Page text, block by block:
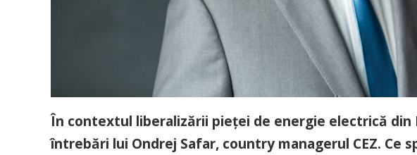
În contextul liberalizării pieței de energie electrică din
întrebări lui Ondrej Safar, country managerul CEZ. Ce